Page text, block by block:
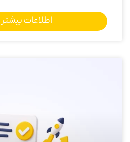
اطلاعات بیشتر